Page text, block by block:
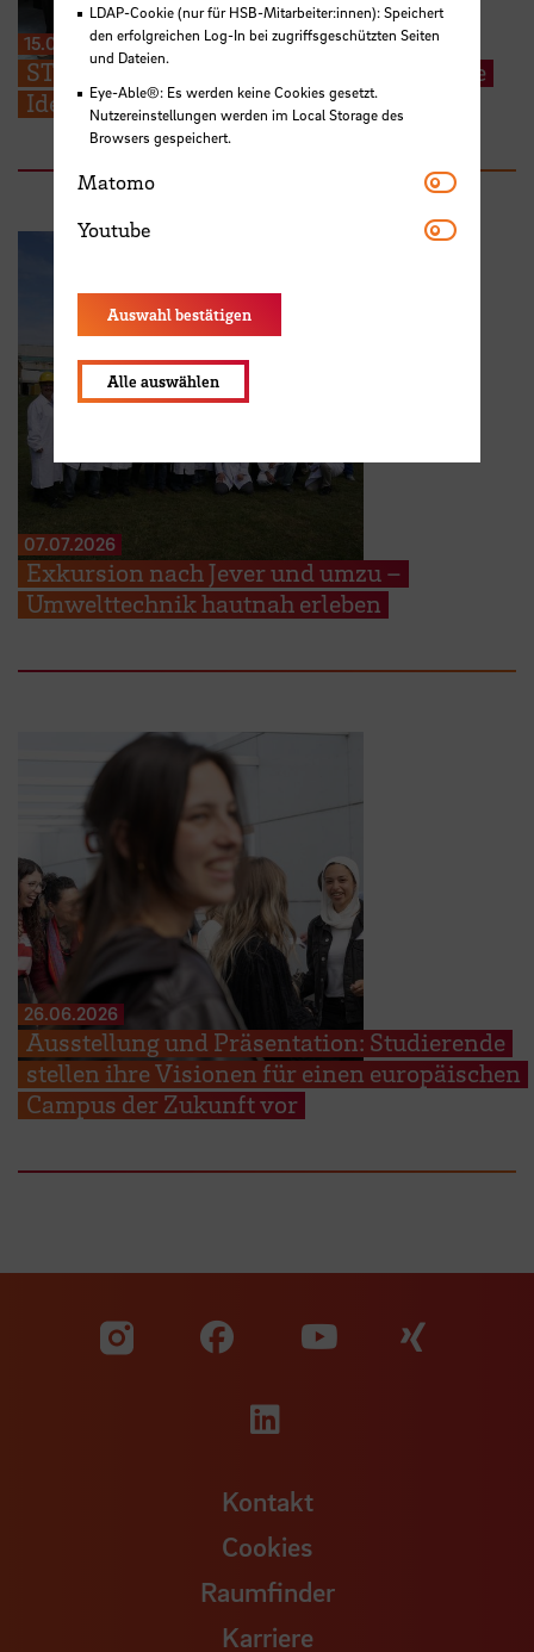
15.07.2026
STARS EU: Studierende präsentieren ihre
Ideen für den Campus der Zukunft
07.07.2026
Exkursion nach Jever und umzu –
Umwelttechnik hautnah erleben
26.06.2026
Ausstellung und Präsentation: Studierende
stellen ihre Visionen für einen europäischen
Campus der Zukunft vor
Zu unserer Facebook
Zu
Zu unserer
Kontakt
Cookies
Raumfinder
Karriere
LDAP-Cookie (nur für HSB-Mitarbeiter:innen): Speichert
den erfolgreichen Log-In bei zugriffsgeschützten Seiten
und Dateien.
Eye-Able®: Es werden keine Cookies gesetzt.
Nutzereinstellungen werden im Local Storage des
Browsers gespeichert.
Matomo Matomo
Youtube Youtube
Auswahl bestätigen
Alle auswählen